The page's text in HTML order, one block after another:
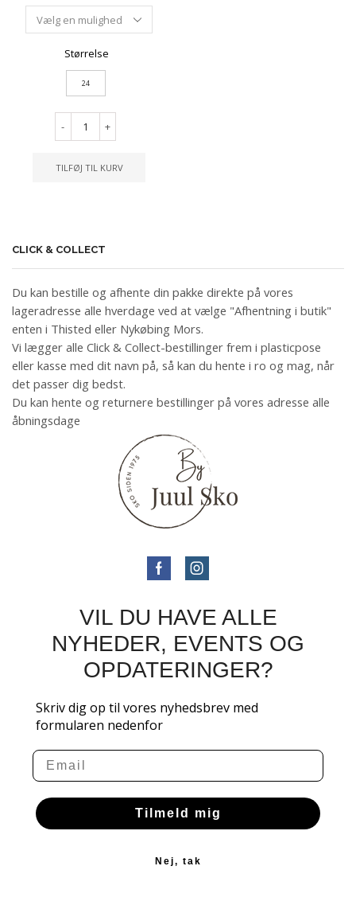
Størrelse
24
- +
TILFØJ TIL KURV
CLICK & COLLECT
Du kan bestille og afhente din pakke direkte på vores
lageradresse alle hverdage ved at vælge "Afhentning i butik"
enten i Thisted eller Nykøbing Mors.
Vi lægger alle Click & Collect-bestillinger frem i plasticpose
eller kasse med dit navn på, så kan du hente i ro og mag, når
det passer dig bedst.
Du kan hente og returnere bestillinger på vores adresse alle
åbningsdage
VIL DU HAVE ALLE
NYHEDER, EVENTS OG
OPDATERINGER?
Skriv dig op til vores nyhedsbrev med
formularen nedenfor
Email
Tilmeld mig
Nej, tak